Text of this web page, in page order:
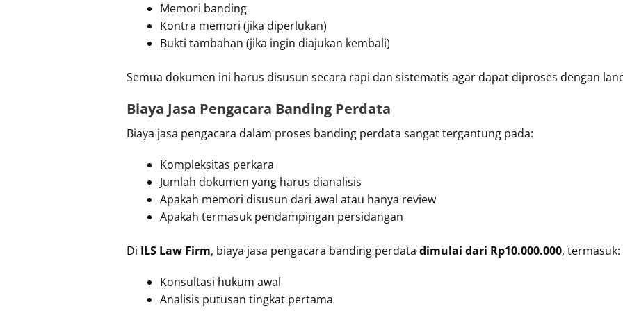
Memori banding
Kontra memori (jika diperlukan)
Bukti tambahan (jika ingin diajukan kembali)
Semua dokumen ini harus disusun secara rapi dan sistematis agar dapat diproses dengan
Biaya Jasa Pengacara Banding Perdata
Biaya jasa pengacara dalam proses banding perdata sangat tergantung pada:
Kompleksitas perkara
Jumlah dokumen yang harus dianalisis
Apakah memori disusun dari awal atau hanya review
Apakah termasuk pendampingan persidangan
Di ILS Law Firm, biaya jasa pengacara banding perdata dimulai dari Rp10.000.000, termasuk:
Konsultasi hukum awal
Analisis putusan tingkat pertama